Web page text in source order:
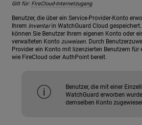
Gilt für: FireCloud-Internetzugang
Benutzer, die über ein Service-Provider-Konto
Ihrem Inventarin WatchGuard Cloud
können Sie Benutzer Ihrem eigenen Konto oder
verwalteten Konto zuweisen. Durch
Provider ein Konto mit lizenzierten Benutzern für
wie FireCloud oder AuthPoint bereit.
Benutzer, die mit einer
WatchGuard erworben
demselben Konto